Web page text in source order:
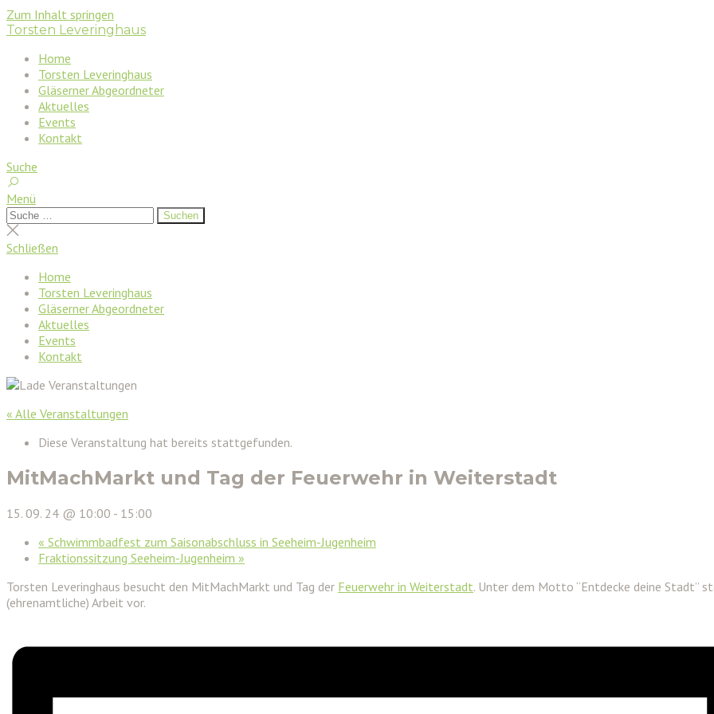
Zum Inhalt springen
Torsten Leveringhaus
Home
Torsten Leveringhaus
Gläserner Abgeordneter
Aktuelles
Events
Kontakt
Suche
Menü
Suchen
nach:
Suchen
Suche
schließen
Schließen
Home
Torsten Leveringhaus
Gläserner Abgeordneter
Aktuelles
Events
Kontakt
« Alle Veranstaltungen
Diese Veranstaltung hat bereits stattgefunden.
MitMachMarkt und Tag der Feuerwehr in Weiterstadt
15. 09. 24 @ 10:00 - 15:00
« Schwimmbadfest zum Saisonabschluss in Seeheim-Jugenheim
Fraktionssitzung Seeheim-Jugenheim »
Torsten Leveringhaus besucht den MitMachMarkt und Tag der Feuerwehr in Weiterstadt. Unter dem Motto “Entdecke deine Stadt”
(ehrenamtliche) Arbeit vor.